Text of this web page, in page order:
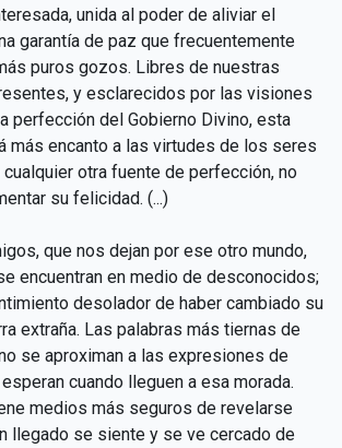
unida al poder de aliviar el
garantía de paz que frecuentemente
puros gozos. Libres de nuestras
y esclarecidos por las visiones
perfección del Gobierno Divino, esta
más encanto a las virtudes de los seres
otra fuente de perfección, no
su felicidad. (...)
que nos dejan por ese otro mundo,
encuentran en medio de desconocidos;
desolador de haber cambiado su
extraña. Las palabras más tiernas de
se aproximan a las expresiones de
cuando lleguen a esa morada.
medios más seguros de revelarse
llegado se siente y se ve cercado de